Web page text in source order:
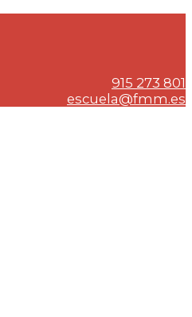
915 273 801
escuela@fmm.es